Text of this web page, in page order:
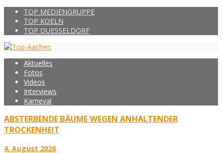
TOP MEDIENGRUPPE
TOP KOELN
TOP DUESSELDORF
Aktuelles
Fotos
Videos
Interviews
Karneval
ABSTERBENDE BÄUME WEGEN ANHALTENDER
TROCKENHEIT
4. August 2026